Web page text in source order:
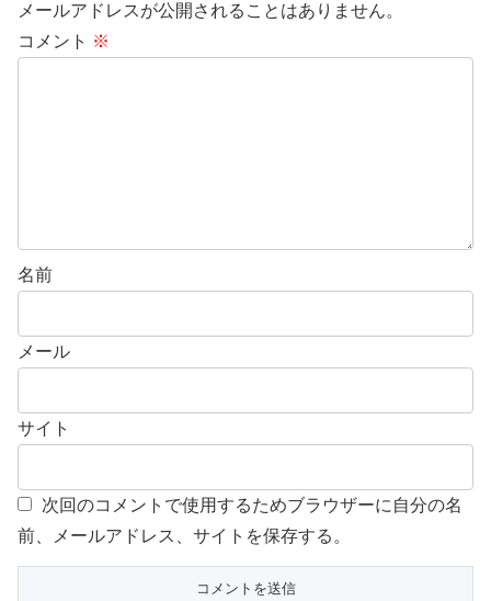
メールアドレスが公開されることはありません。
コメント ※
名前
メール
サイト
次回のコメントで使用するためブラウザーに自分の名
前、メールアドレス、サイトを保存する。